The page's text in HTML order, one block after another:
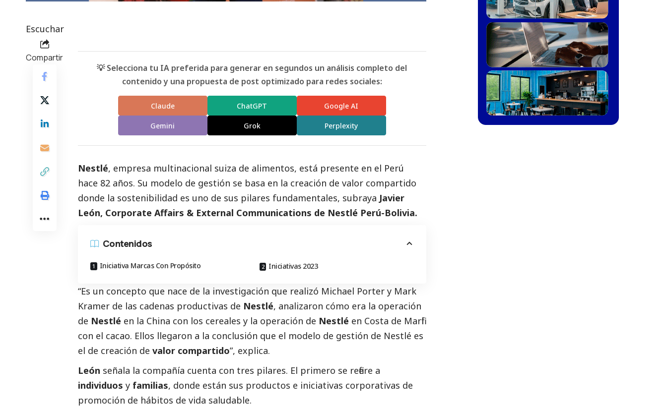
Escuchar
Compartir
💡 Selecciona tu IA preferida para generar en segundos un análisis completo del
contenido y una propuesta de post optimizado para redes sociales:
Claude ChatGPT Google AI
Gemini Grok Perplexity
Nestlé, empresa multinacional suiza de alimentos, está presente en el Perú
hace 82 años. Su modelo de gestión se basa en la creación de valor compartido
donde la sostenibilidad es uno de sus pilares fundamentales, subraya Javier
León, Corporate Affairs & External Communications de Nestlé Perú-Bolivia.
Contenidos
Iniciativa Marcas Con Propósito Iniciativas 2023
“Es un concepto que nace de la investigación que realizó Michael Porter y Mark
Kramer de las cadenas productivas de Nestlé, analizaron cómo era la operación
de Nestlé en la China con los cereales y la operación de Nestlé en Costa de Marfil
con el cacao. Ellos llegaron a la conclusión que el modelo de gestión de Nestlé es
el de creación de valor compartido”, explica.
León señala la compañía cuenta con tres pilares. El primero se refiere a
individuos y familias, donde están sus productos e iniciativas corporativas de
promoción de hábitos de vida saludable.